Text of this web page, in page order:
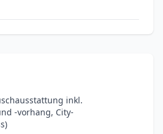
inkl.
-vorhang, City-